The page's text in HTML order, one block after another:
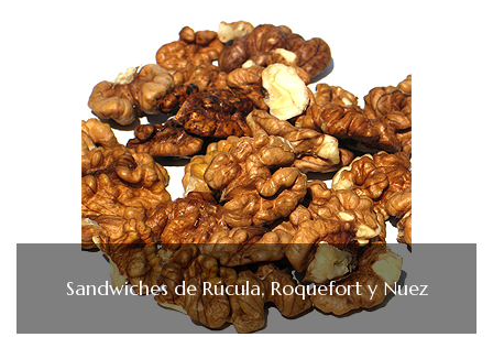
Sandwiches de Rúcula, Roquefort y Nuez